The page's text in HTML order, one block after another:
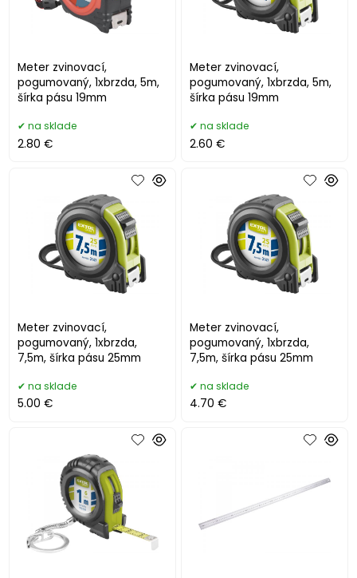
Meter zvinovací,
pogumovaný, 1xbrzda, 5m,
šírka pásu 19mm
na sklade
2.80 €
Meter zvinovací,
pogumovaný, 1xbrzda, 5m,
šírka pásu 19mm
na sklade
2.60 €
Meter zvinovací,
pogumovaný, 1xbrzda,
7,5m, šírka pásu 25mm
na sklade
5.00 €
Meter zvinovací,
pogumovaný, 1xbrzda,
7,5m, šírka pásu 25mm
na sklade
4.70 €